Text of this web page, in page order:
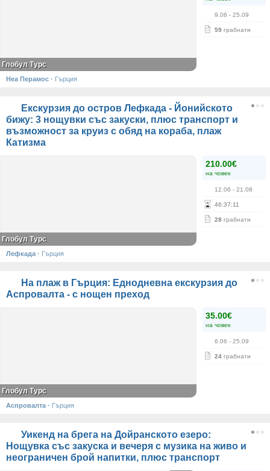
9.06 - 25.09
59 грабнати
Глобул Турс
Неа Перамос · Гърция
Екскурзия до остров Лефкада - Йонийското
бижу: 3 нощувки със закуски, плюс транспорт и
възможност за круиз с обяд на кораба, плаж
Катизма
210.00€
на човек
12.06 - 21.08
46:37:11
28 грабнати
Глобул Турс
Лефкада · Гърция
На плаж в Гърция: Еднодневна екскурзия до
Аспровалта - с нощен преход
35.00€
на човек
6.06 - 25.09
24 грабнати
Глобул Турс
Аспровалта · Гърция
Уикенд на брега на Дойранското езеро:
Нощувка със закуска и вечеря с музика на живо и
неограничен брой напитки, плюс транспорт